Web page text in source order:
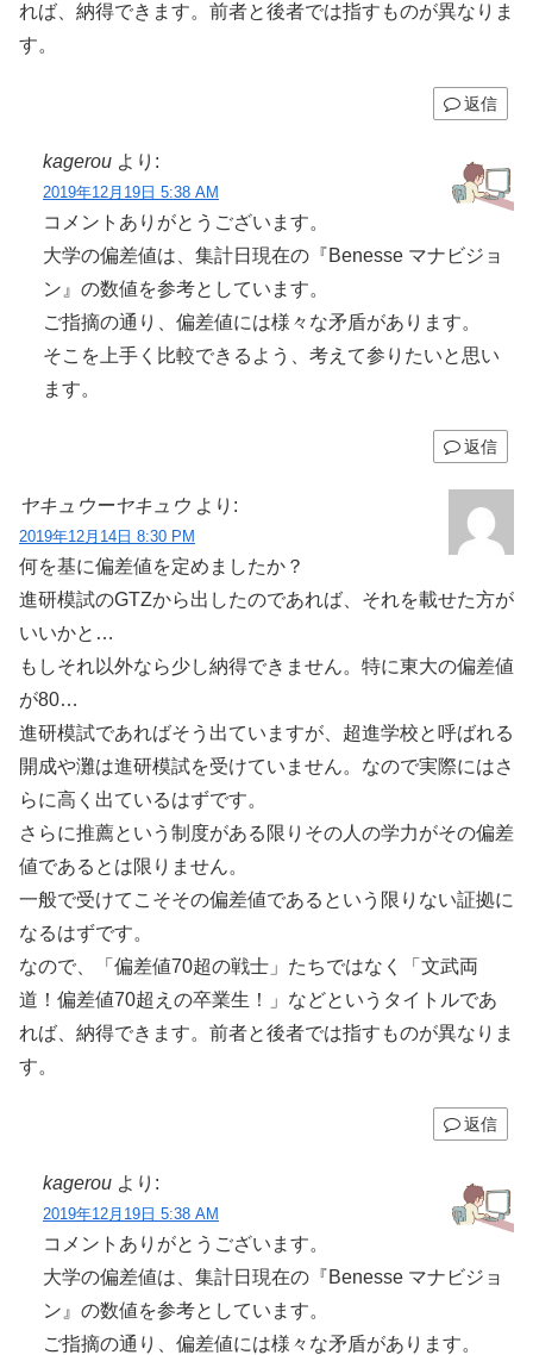
れば、納得できます。前者と後者では指すものが異なりま
す。
返信
kagerou より:
2019年12月19日 5:38 AM
コメントありがとうございます。
大学の偏差値は、集計日現在の『Benesse マナビジョ
ン』の数値を参考としています。
ご指摘の通り、偏差値には様々な矛盾があります。
そこを上手く比較できるよう、考えて参りたいと思い
ます。
返信
ヤキュウーヤキュウ より:
2019年12月14日 8:30 PM
何を基に偏差値を定めましたか？
進研模試のGTZから出したのであれば、それを載せた方が
いいかと…
もしそれ以外なら少し納得できません。特に東大の偏差値
が80…
進研模試であればそう出ていますが、超進学校と呼ばれる
開成や灘は進研模試を受けていません。なので実際にはさ
らに高く出ているはずです。
さらに推薦という制度がある限りその人の学力がその偏差
値であるとは限りません。
一般で受けてこそその偏差値であるという限りない証拠に
なるはずです。
なので、「偏差値70超の戦士」たちではなく「文武両
道！偏差値70超えの卒業生！」などというタイトルであ
れば、納得できます。前者と後者では指すものが異なりま
す。
返信
kagerou より:
2019年12月19日 5:38 AM
コメントありがとうございます。
大学の偏差値は、集計日現在の『Benesse マナビジョ
ン』の数値を参考としています。
ご指摘の通り、偏差値には様々な矛盾があります。